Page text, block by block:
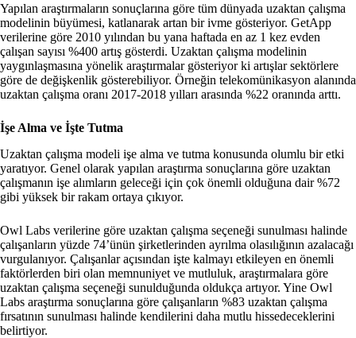
Yapılan araştırmaların sonuçlarına göre tüm dünyada uzaktan çalışma
modelinin büyümesi, katlanarak artan bir ivme gösteriyor. GetApp
verilerine göre 2010 yılından bu yana haftada en az 1 kez evden
çalışan sayısı %400 artış gösterdi. Uzaktan çalışma modelinin
yaygınlaşmasına yönelik araştırmalar gösteriyor ki artışlar sektörlere
göre de değişkenlik gösterebiliyor. Örneğin telekomünikasyon alanında
uzaktan çalışma oranı 2017-2018 yılları arasında %22 oranında arttı.
İşe Alma ve İşte Tutma
Uzaktan çalışma modeli işe alma ve tutma konusunda olumlu bir etki
yaratıyor. Genel olarak yapılan araştırma sonuçlarına göre uzaktan
çalışmanın işe alımların geleceği için çok önemli olduğuna dair %72
gibi yüksek bir rakam ortaya çıkıyor.
Owl Labs verilerine göre uzaktan çalışma seçeneği sunulması halinde
çalışanların yüzde 74’ünün şirketlerinden ayrılma olasılığının azalacağı
vurgulanıyor. Çalışanlar açısından işte kalmayı etkileyen en önemli
faktörlerden biri olan memnuniyet ve mutluluk, araştırmalara göre
uzaktan çalışma seçeneği sunulduğunda oldukça artıyor. Yine Owl
Labs araştırma sonuçlarına göre çalışanların %83 uzaktan çalışma
fırsatının sunulması halinde kendilerini daha mutlu hissedeceklerini
belirtiyor.